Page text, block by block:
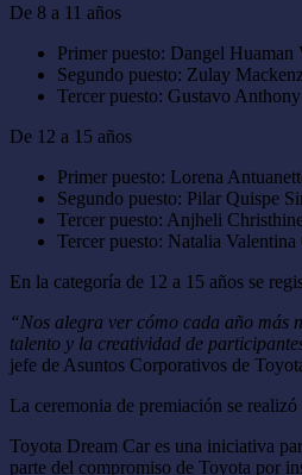
De 8 a 11 años
Primer puesto: Dangel Huaman
Segundo puesto: Zulay
Tercer puesto: Gustavo
De 12 a 15 años
Primer puesto: Lorena
Segundo puesto: Pilar Quispe
Tercer puesto: Anjheli
Tercer puesto: Natalia
En la categoría de 12 a 15 años se
“Nos alegra ver cómo cada año más
talento y la creatividad de
jefe de Asuntos Corporativos de
La ceremonia de premiación se
Toyota Dream Car es una iniciativa
parte del compromiso de Toyota por